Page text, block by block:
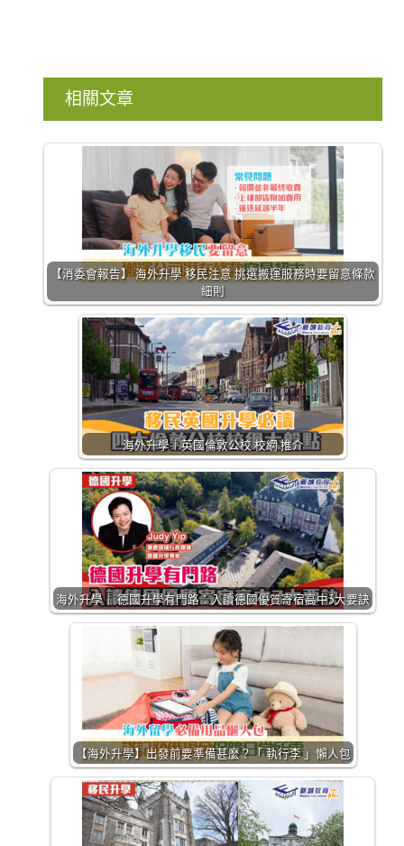
相關文章
【消委會報告】 海外升學 移民注意 挑選搬運服務時要留意條款
細則
海外升學｜英國倫敦公校 校網 推介
海外升學｜ 德國升學有門路：入讀德國優質寄宿高中3大要訣
【海外升學】出發前要準備甚麼？「 執行李 」懶人包